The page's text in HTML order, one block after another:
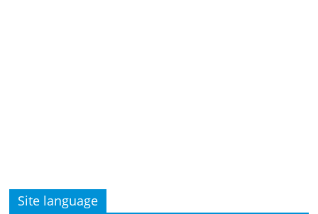
Site language